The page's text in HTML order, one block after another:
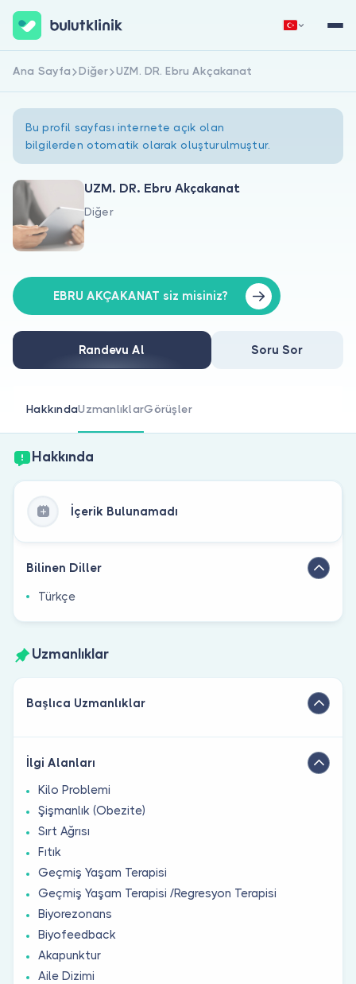
Hakkımızda
Doktorlar için
Doktor musunuz?
Hemen Kaydol Giriş Yap
Ana Sayfa Diğer UZM. DR. Ebru Akçakanat
Bu profil sayfası internete açık olan
bilgilerden otomatik olarak oluşturulmuştur.
UZM. DR. Ebru Akçakanat
Diğer
EBRU AKÇAKANAT siz misiniz?
Randevu Al Soru Sor
HakkındaUzmanlıklarGörüşler
Hakkında
İçerik Bulunamadı
Bilinen Diller
Türkçe
Uzmanlıklar
Başlıca Uzmanlıklar
İlgi Alanları
Kilo Problemi
Şişmanlık (Obezite)
Sırt Ağrısı
Fıtık
Geçmiş Yaşam Terapisi
Geçmiş Yaşam Terapisi /Regresyon Terapisi
Biyorezonans
Biyofeedback
Akapunktur
Aile Dizimi